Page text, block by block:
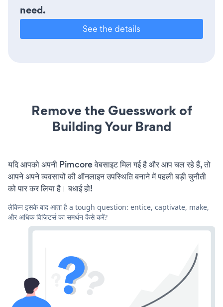
need.
See the details
Remove the Guesswork of
Building Your Brand
यदि आपको अपनी Pimcore वेबसाइट मिल गई है और आप चल रहे हैं, तो
आपने अपने व्यवसायों की ऑनलाइन उपस्थिति बनाने में पहली बड़ी चुनौती
को पार कर लिया है। बधाई हो!
लेकिन इसके बाद आता है a tough question: entice, captivate, make,
और अधिक विज़िटर्स का समर्थन कैसे करें?